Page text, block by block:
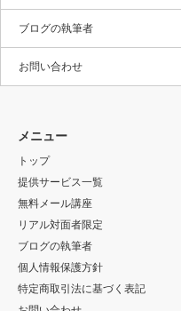
ブログの執筆者
お問い合わせ
メニュー
トップ
提供サービス一覧
無料メール講座
リアル対面者限定
ブログの執筆者
個人情報保護方針
特定商取引法に基づく表記